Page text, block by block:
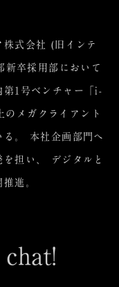
株式会社 (旧インテ
新卒採用部において
第1号ベンチャー「i-
メガクライアント
る。 本社企画部門へ
担い、 デジタルと
進。